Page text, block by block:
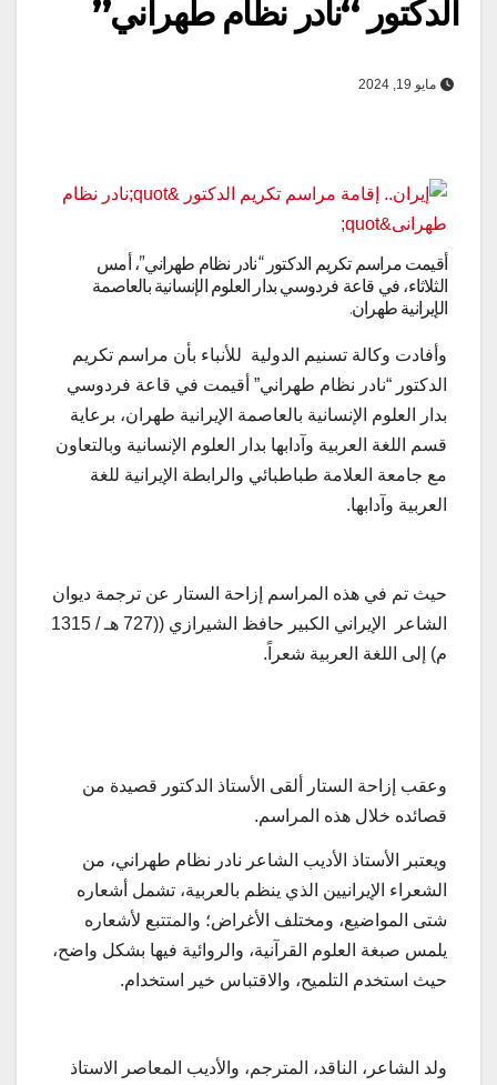
الدكتور “نادر نظام طهراني”
مايو 19, 2024
أقيمت مراسم تكريم الدكتور “نادر نظام طهراني”، أمس
الثلاثاء، في قاعة فردوسي بدار العلوم الإنسانية بالعاصمة
الإيرانية طهران.
وأفادت وكالة تسنيم الدولية للأنباء بأن مراسم تكريم
الدكتور “نادر نظام طهراني” أقيمت في قاعة فردوسي
بدار العلوم الإنسانية بالعاصمة الإيرانية طهران، برعاية
قسم اللغة العربية وآدابها بدار العلوم الإنسانية وبالتعاون
مع جامعة العلامة طباطبائي والرابطة الإيرانية للغة
العربية وآدابها.
حيث تم في هذه المراسم إزاحة الستار عن ترجمة ديوان
الشاعر الإيراني الكبير حافظ الشيرازي ((727 هـ / 1315
م) إلى اللغة العربية شعراً.
وعقب إزاحة الستار ألقى الأستاذ الدكتور قصيدة من
قصائده خلال هذه المراسم.
ويعتبر الأستاذ الأديب الشاعر نادر نظام طهراني، من
الشعراء الإيرانيين الذي ينظم بالعربية، تشمل أشعاره
شتى المواضيع، ومختلف الأغراض؛ والمتتبع لأشعاره
يلمس صبغة العلوم القرآنية، والروائية فيها بشكل واضح،
حيث استخدم التلميح، والاقتباس خير استخدام.
ولد الشاعر، الناقد، المترجم، والأديب المعاصر الاستاذ